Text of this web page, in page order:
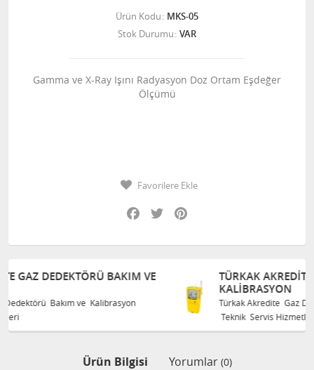
Ürün Kodu MKS-05
Stok Durumu VAR
Gamma ve X-Ray Işını Radyasyon Doz Ortam Eşdeğer
Ölçümü
Favorilere Ekle
Facebook
Twitter
TÜRKAK AKREDITE GAZ DEDEKTÖRÜ BAKIM VE
Türkak Akredite Gaz Dedektörü Bakım ve Kalibrasyon
Ürün Bilgisi Yorumlar (0)